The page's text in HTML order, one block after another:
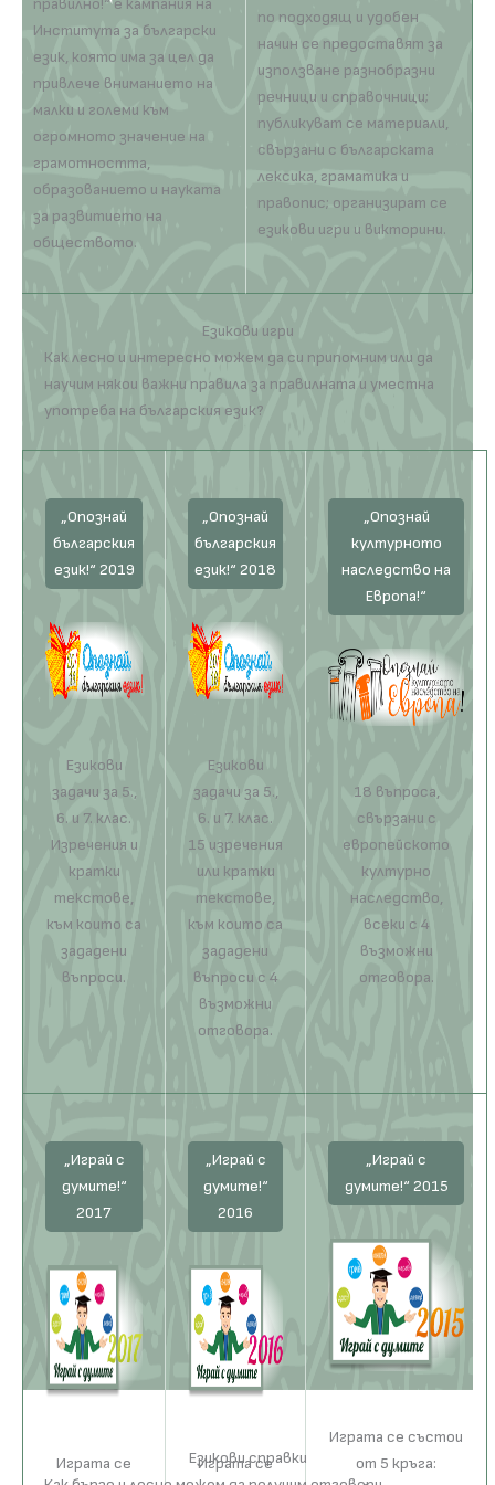
Института за български
език, която има за цел да
привлече вниманието на
малки и големи към
огромното значение на
грамотността,
образованието и науката
за развитието на
обществото.
по подходящ и удобен
начин се предоставят за
използване разнобразни
речници и справочници;
публикуват се материали,
свързани с българската
лексика, граматика и
правопис; организират се
езикови игри и викторини.
Езикови игри
Как лесно и интересно можем да си припомним или да
научим някои важни правила за правилната и уместна
употреба на българския език?
„Опознай
българския
език!“ 2019
Езикови
задачи за 5.,
6. и 7. клас.
Изречения и
кратки
текстове,
към които са
зададени
въпроси.
„Опознай
българския
език!“ 2018
Езикови
задачи за 5.,
6. и 7. клас.
15 изречения
или кратки
текстове,
към които са
зададени
въпроси с 4
възможни
отговора.
„Опознай
културното
наследство на
Европа!“
18 въпроса,
свързани с
европейското
културно
наследство,
всеки с 4
възможни
отговора.
„Играй с
думите!“
2017
Играта се
„Играй с
думите!“
2016
Играта се
„Играй с
думите!“ 2015
Играта се състои
от 5 кръга:
Езикови справки